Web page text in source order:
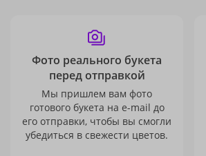
Фото реального букета
перед отправкой
Мы пришлем вам фото
готового букета на e-mail до
его отправки, чтобы вы смогли
убедиться в свежести цветов.